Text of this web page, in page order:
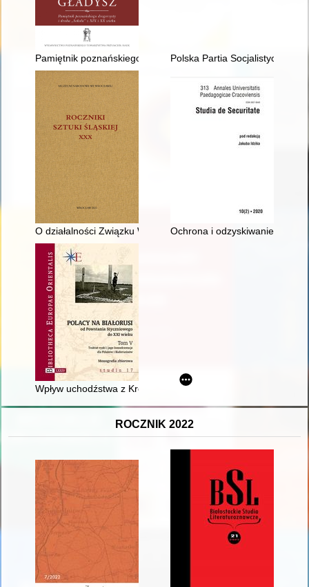
Pamiętnik poznańskiego drogerzysty i druha "Sokoła" z XIX i
Polska Partia Socjalistyczna
O działalności Związku Wystawowego Artystów Śląskich
Ochrona i odzyskiwanie dóbr
Wpływ uchodźstwa z Królestwa Polskiego na społeczność
ROCZNIK 2022